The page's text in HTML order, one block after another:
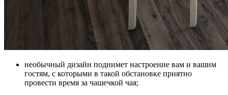
необычный дизайн поднимет настроение вам и вашим
гостям, с которыми в такой обстановке приятно
провести время за чашечкой чая;